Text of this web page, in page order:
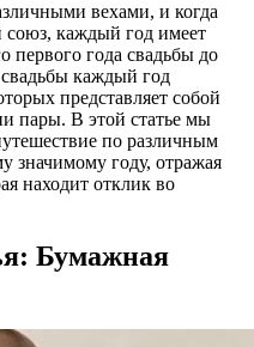
вехами, и когда
союз, каждый год имеет
первого года свадьбы до
свадьбы каждый год
представляет собой
пары. В этой статье мы
по различным
значимому году, отражая
находит отклик во
Бумажная